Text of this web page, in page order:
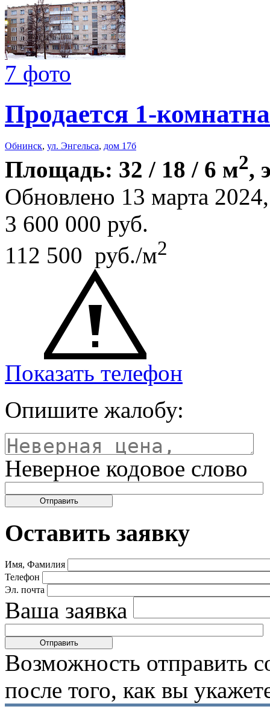
7 фото
Продается 1-
Обнинск, ул. Энгельса, дом 17б
Площадь: 32 / 18 / 6 м2,
Обновлено 13 марта
3 600 000 руб.
112 500 руб./м2
Показать телефон
Опишите жалобу:
Неверное кодовое слово
Оставить заявку
Имя, Фамилия
Телефон
Эл. почта
Ваша заявка
Возможность отправить
после того, как вы